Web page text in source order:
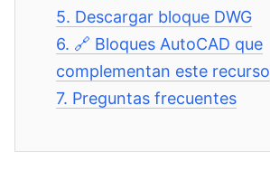
5. Descargar bloque DWG
6. 🔗 Bloques AutoCAD que
complementan este recurso
7. Preguntas frecuentes